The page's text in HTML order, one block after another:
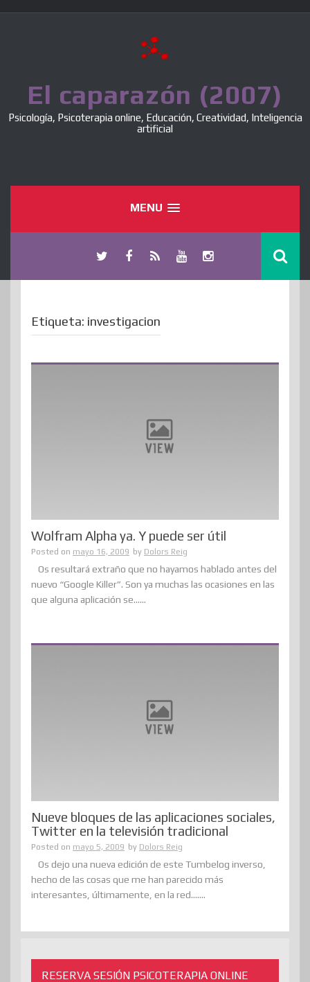
El caparazón (2007)
Psicología, Psicoterapia online, Educación, Creatividad, Inteligencia
artificial
MENU
Etiqueta: investigacion
Wolfram Alpha ya. Y puede ser útil
Posted on mayo 16, 2009 by Dolors Reig
Os resultará extraño que no hayamos hablado antes del
nuevo “Google Killer”. Son ya muchas las ocasiones en las
que alguna aplicación se......
Nueve bloques de las aplicaciones sociales,
Twitter en la televisión tradicional
Posted on mayo 5, 2009 by Dolors Reig
Os dejo una nueva edición de este Tumbelog inverso,
hecho de las cosas que me han parecido más
interesantes, últimamente, en la red.......
RESERVA SESIÓN PSICOTERAPIA ONLINE